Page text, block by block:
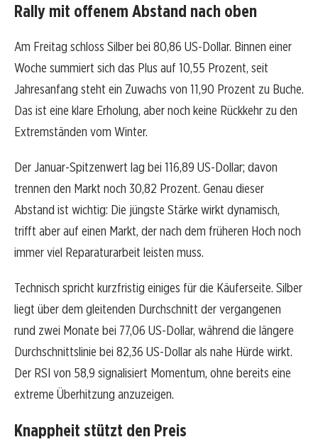
Rally mit offenem Abstand nach oben
Am Freitag schloss Silber bei 80,86 US-Dollar. Binnen einer
Woche summiert sich das Plus auf 10,55 Prozent, seit
Jahresanfang steht ein Zuwachs von 11,90 Prozent zu Buche.
Das ist eine klare Erholung, aber noch keine Rückkehr zu den
Extremständen vom Winter.
Der Januar-Spitzenwert lag bei 116,89 US-Dollar; davon
trennen den Markt noch 30,82 Prozent. Genau dieser
Abstand ist wichtig: Die jüngste Stärke wirkt dynamisch,
trifft aber auf einen Markt, der nach dem früheren Hoch noch
immer viel Reparaturarbeit leisten muss.
Technisch spricht kurzfristig einiges für die Käuferseite. Silber
liegt über dem gleitenden Durchschnitt der vergangenen
rund zwei Monate bei 77,06 US-Dollar, während die längere
Durchschnittslinie bei 82,36 US-Dollar als nahe Hürde wirkt.
Der RSI von 58,9 signalisiert Momentum, ohne bereits eine
extreme Überhitzung anzuzeigen.
Knappheit stützt den Preis